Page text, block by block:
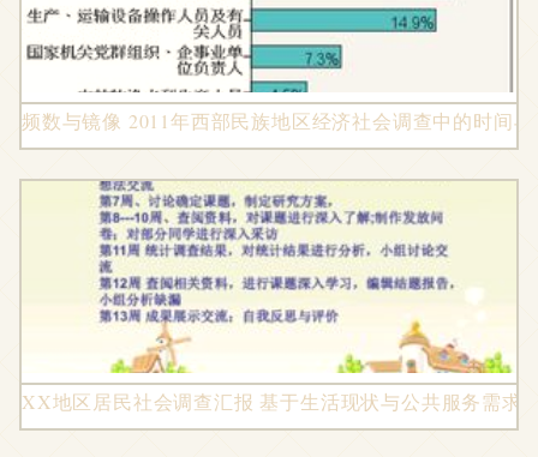
频数与镜像 2011年西部民族地区经济社会调查中的时间
XX地区居民社会调查汇报 基于生活现状与公共服务需求